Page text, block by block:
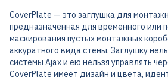
CoverPlate — это заглушка для
предназначенная для временного или
маскирования пустых монтажных
аккуратного вида стены. Заглушку
системы Ajax и ею нельзя управлять
CoverPlate имеет дизайн и цвета,